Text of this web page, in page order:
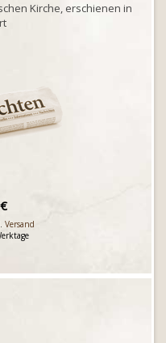
Kirche, erschienen in
Versand